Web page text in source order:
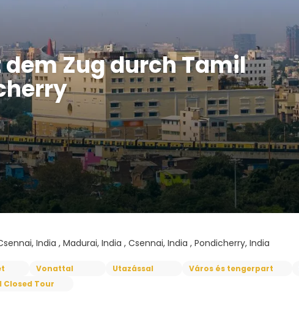
Zug durch Tamil
India , Madurai, India , Csennai, India , Pondicherry, India
Vonattal Utazással Város és tengerpart
Closed Tour